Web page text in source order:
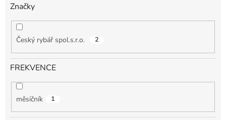
Značky
Český rybář spol.s.r.o. 2
FREKVENCE
měsíčník 1